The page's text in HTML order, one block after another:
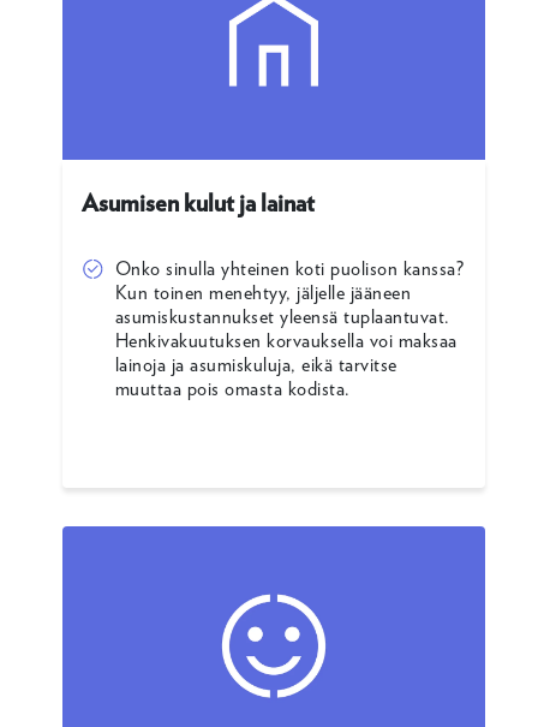
Asumisen kulut ja lainat
Onko sinulla yhteinen koti puolison kanssa?
Kun toinen menehtyy, jäljelle jääneen
asumiskustannukset yleensä tuplaantuvat.
Henkivakuutuksen korvauksella voi maksaa
lainoja ja asumiskuluja, eikä tarvitse
muuttaa pois omasta kodista.